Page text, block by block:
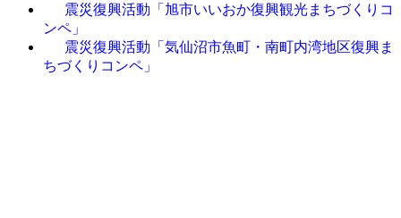
震災復興活動「旭市いいおか復興観光まちづくりコ
ンペ」
震災復興活動「気仙沼市魚町・南町内湾地区復興ま
ちづくりコンペ」